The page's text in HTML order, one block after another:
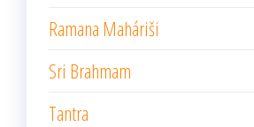
Ramana Maháriši
Sri Brahmam
Tantra